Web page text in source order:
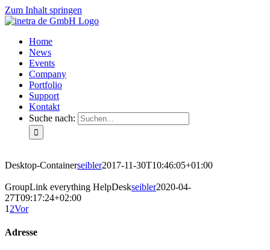
Zum Inhalt springen
Home
News
Events
Company
Portfolio
Support
Kontakt
Suche nach:
Desktop-Containerseibler2017-11-30T10:46:05+01:00
GroupLink everything HelpDeskseibler2020-04-
27T09:17:24+02:00
1 2Vor
Adresse